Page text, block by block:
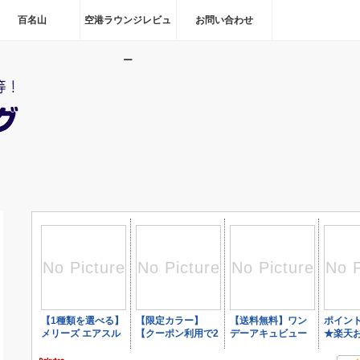
百名山 空港ラウンジレビュ
ー
お問い合わせ